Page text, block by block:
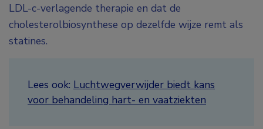
LDL-c-verlagende therapie en dat de
cholesterolbiosynthese op dezelfde wijze remt als
statines.
Lees ook: Luchtwegverwijder biedt kans
voor behandeling hart- en vaatziekten